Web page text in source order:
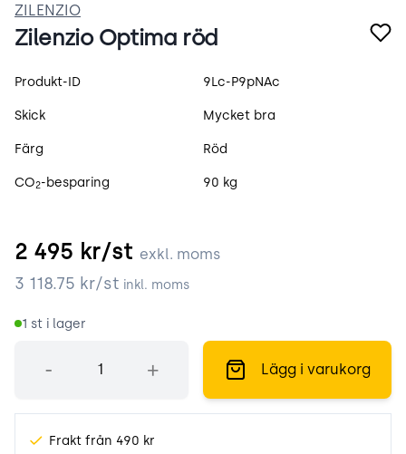
ZILENZIO
Zilenzio Optima röd
Produktspecifikation
Produkt-ID 9Lc-P9pNAc
Skick Mycket bra
Färg Röd
CO2-besparing 90 kg
2 495 kr/st exkl. moms
3 118.75 kr/st inkl. moms
1 st i lager
- + Lägg i varukorg
Frakt från 490 kr